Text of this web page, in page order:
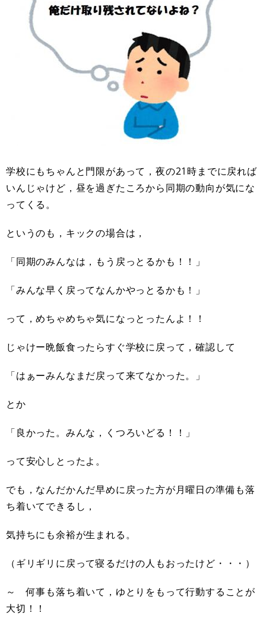
学校にもちゃんと門限があって，夜の21時までに戻れば
いんじゃけど，昼を過ぎたころから同期の動向が気にな
ってくる。
というのも，キックの場合は，
「同期のみんなは，もう戻っとるかも！！」
「みんな早く戻ってなんかやっとるかも！」
って，めちゃめちゃ気になっとったんよ！！
じゃけー晩飯食ったらすぐ学校に戻って，確認して
「はぁーみんなまだ戻って来てなかった。」
とか
「良かった。みんな，くつろいどる！！」
って安心しとったよ。
でも，なんだかんだ早めに戻った方が月曜日の準備も落
ち着いてできるし，
気持ちにも余裕が生まれる。
（ギリギリに戻って寝るだけの人もおったけど・・・）
～ 何事も落ち着いて，ゆとりをもって行動することが
大切！！